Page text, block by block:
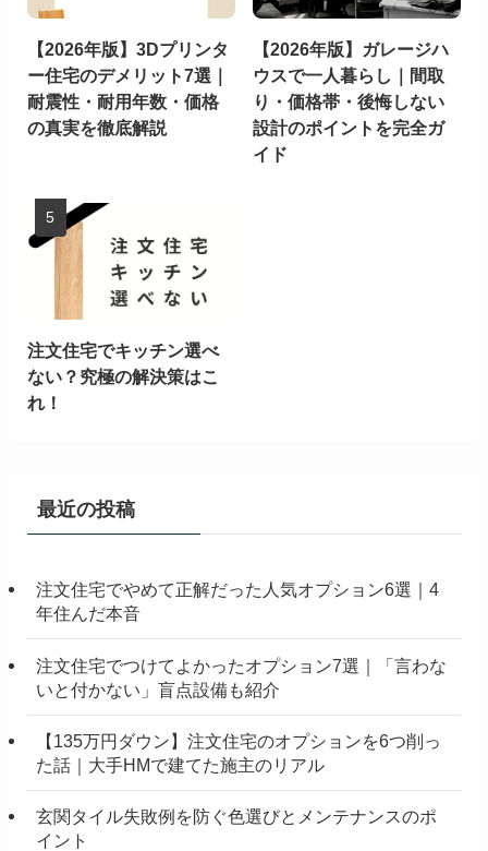
【2026年版】3Dプリンタ
ー住宅のデメリット7選｜
耐震性・耐用年数・価格
の真実を徹底解説
【2026年版】ガレージハ
ウスで一人暮らし｜間取
り・価格帯・後悔しない
設計のポイントを完全ガ
イド
注文住宅でキッチン選べ
ない？究極の解決策はこ
れ！
最近の投稿
注文住宅でやめて正解だった人気オプション6選｜4
年住んだ本音
注文住宅でつけてよかったオプション7選｜「言わな
いと付かない」盲点設備も紹介
【135万円ダウン】注文住宅のオプションを6つ削っ
た話｜大手HMで建てた施主のリアル
玄関タイル失敗例を防ぐ色選びとメンテナンスのポ
イント